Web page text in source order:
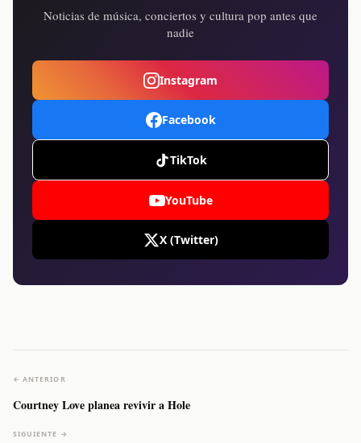
Noticias de música, conciertos y cultura pop antes que
nadie
Instagram
Facebook
TikTok
YouTube
X (Twitter)
← ANTERIOR
Courtney Love planea revivir a Hole
SIGUIENTE →